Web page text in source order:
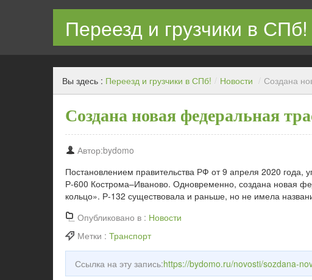
Переезд и грузчики в СПб!
Квартирный переезд с грузчиками в СПб недорого
Вы здесь : Переезд и грузчики в СПб! / Новости / Создана
Создана новая федеральная
Автор:bydomo
Постановлением правительства РФ от 9 апреля 2020 года,
Р-600 Кострома–Иваново. Одновременно, создана новая
кольцо». Р-132 существовала и раньше, но не имела
Опубликовано в : Новости
Метки : Транспорт
Ссылка на эту запись:https://bydomo.ru/novosti/sozdana-